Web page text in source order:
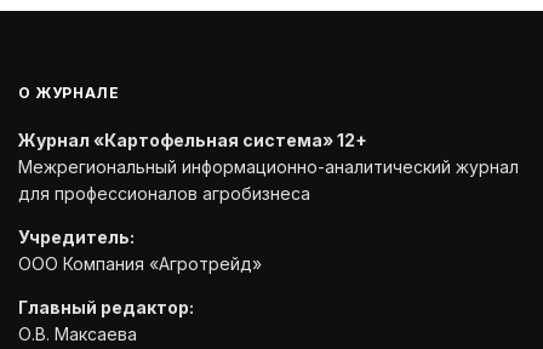
О ЖУРНАЛЕ
Журнал «Картофельная система» 12+
Межрегиональный информационно-аналитический журнал
для профессионалов агробизнеса
Учредитель:
ООО Компания «Агротрейд»
Главный редактор:
О.В. Максаева